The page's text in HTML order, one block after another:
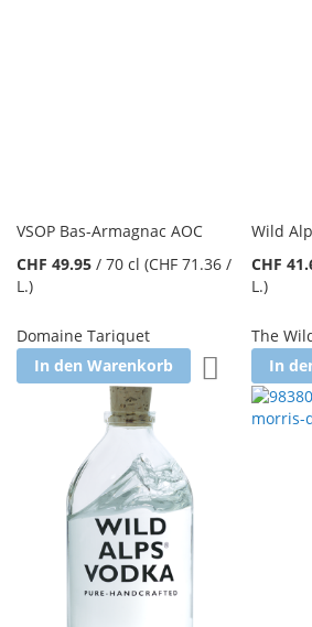
VSOP Bas-Armagnac AOC
CHF 49.95 / 70 cl (CHF 71.36 /
L.)
Domaine Tariquet
In den Warenkorb
Zur
Wild
CHF
L.)
The
In